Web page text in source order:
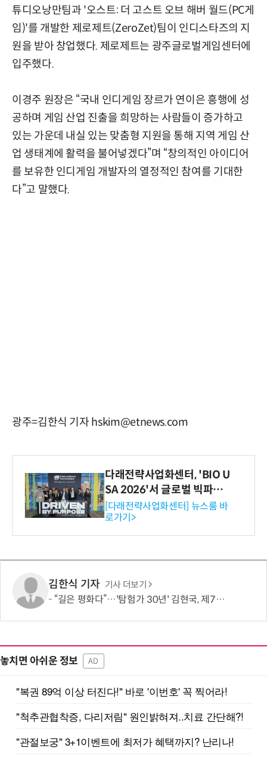
튜디오낭만팀과 '오스트: 더 고스트 오브 해버 월드(PC게
임)'를 개발한 제로제트(ZeroZet)팀이 인디스타즈의 지
원을 받아 창업했다. 제로제트는 광주글로벌게임센터에
입주했다.
이경주 원장은 “국내 인디게임 장르가 연이은 흥행에 성
공하며 게임 산업 진출을 희망하는 사람들이 증가하고
있는 가운데 내실 있는 맞춤형 지원을 통해 지역 게임 산
업 생태계에 활력을 불어넣겠다”며 “창의적인 아이디어
를 보유한 인디게임 개발자의 열정적인 참여를 기대한
다”고 말했다.
광주=김한식 기자 hskim@etnews.com
다래전략사업화센터, 'BIO U
SA 2026'서 글로벌 빅파마
와의 비즈니스 미팅 지원…K
-바이오 해외 진출 교두보 확
보
[다래전략사업화센터] 뉴스룸 바
로가기>
김한식 기자 기사 더보기
“길은 평화다”…'탐험가 30년' 김현국, 제7차 유라시아 대륙횡단 나선다
놓치면 아쉬운 정보 AD